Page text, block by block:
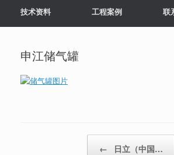
技术资料 工程案例 联
申江储气罐
← 日立（中国…